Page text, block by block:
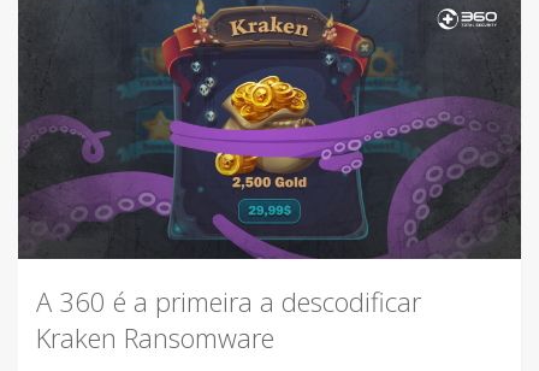
A 360 é a primeira a descodificar
Kraken Ransomware